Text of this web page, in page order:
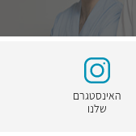
האינסטגרם
שלנו